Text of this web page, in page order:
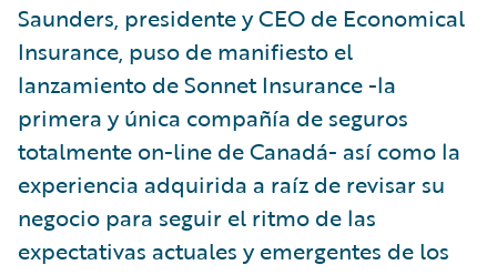
Saunders, presidente y CEO de Economical
Insurance, puso de manifiesto el
lanzamiento de Sonnet Insurance -la
primera y única compañía de seguros
totalmente on-line de Canadá- así como la
experiencia adquirida a raíz de revisar su
negocio para seguir el ritmo de las
expectativas actuales y emergentes de los